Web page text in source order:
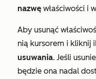
nazwę właściwości i
Aby usunąć
nią kursorem i kliknij
usuwania. Jeśli
będzie ona nadal